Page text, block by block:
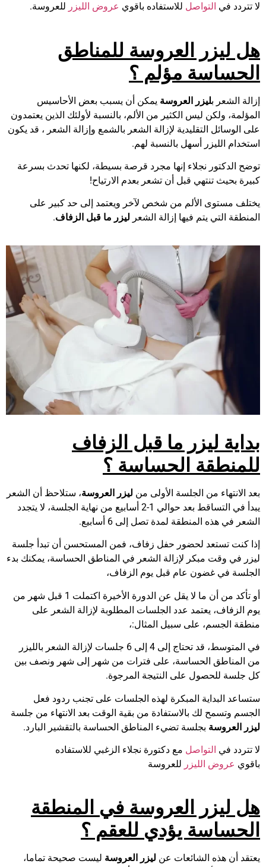
لا تتردد في التواصل للاستفاده باقوي عروض الليزر للعروسة.
هل ليزر العروسة للمناطق
الحساسة مؤلم ؟
إزالة الشعر بليزر العروسة يمكن أن يسبب بعض الأحاسيس
المؤلمة، ولكن ليس الكثير من الألم، بالنسبة لأولئك الذين يعتمدون
على الوسائل التقليدية لإزالة الشعر بالشمع وإزالة الشعر ، قد يكون
استخدام الليزر أسهل بالنسبة لهم.
توضح الدكتور نجلاء إنها مجرد قرصة بسيطة، لكنها تحدث بسرعة
كبيرة بحيث تنتهي قبل أن تشعر بعدم الارتياح!
يختلف مستوى الألم من شخص لآخر ويعتمد إلى حد كبير على
المنطقة التي يتم فيها إزالة الشعر ليزر ما قبل الزفاف.
بداية ليزر ما قبل الزفاف
للمنطقة الحساسة ؟
بعد الانتهاء من الجلسة الأولى من ليزر العروسة، ستلاحظ أن الشعر
يبدأ في التساقط بعد حوالي 1-2 أسابيع من نهاية الجلسة، لا يتجدد
الشعر في هذه المنطقة لمدة تصل إلى 6 أسابيع.
إذا كنت تستعد لحضور حفل زفاف، فمن المستحسن أن تبدأ جلسة
ليزر في وقت مبكر لإزالة الشعر في المناطق الحساسة، يمكنك بدء
الجلسة في غضون عام قبل يوم الزفاف،
أو تأكد من أن ما لا يقل عن الدورة الأخيرة اكتملت 1 قبل شهر من
يوم الزفاف، يعتمد عدد الجلسات المطلوبة لإزالة الشعر على
منطقة الجسم، على سبيل المثال:،
في المتوسط، قد تحتاج إلى 4 إلى 6 جلسات لإزالة الشعر بالليزر
من المناطق الحساسة، على فترات من شهر إلى شهر ونصف بين
كل جلسة للحصول على النتيجة المرجوة.
ستساعد البداية المبكرة لهذه الجلسات على تجنب ردود فعل
الجسم وتسمح لك بالاستفادة من بقية الوقت بعد الانتهاء من جلسة
ليزر العروسة بجلسة تضيء المناطق الحساسة بالتقشير البارد.
لا تتردد في التواصل مع دكتورة نجلاء الزغبي للاستفاده
باقوي عروض الليزر للعروسة
هل ليزر العروسة في المنطقة
الحساسة يؤدي للعقم ؟
يعتقد أن هذه الشائعات عن ليزر العروسة ليست صحيحة تماما،